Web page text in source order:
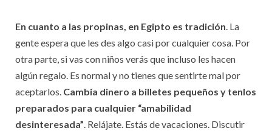
En cuanto a las propinas, en Egipto es tradición. La
gente espera que les des algo casi por cualquier cosa. Por
otra parte, si vas con niños verás que incluso les hacen
algún regalo. Es normal y no tienes que sentirte mal por
aceptarlos. Cambia dinero a billetes pequeños y tenlos
preparados para cualquier “amabilidad
desinteresada”. Relájate. Estás de vacaciones. Discutir